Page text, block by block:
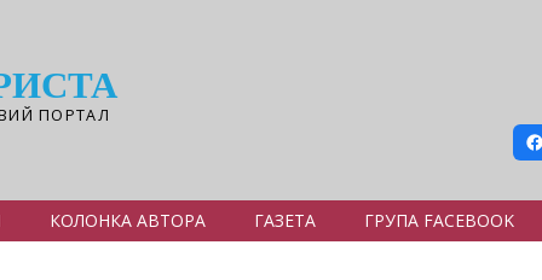
ПОРТАЛ
КОЛОНКА АВТОРА ГАЗЕТА ГРУПА FACEBOOK